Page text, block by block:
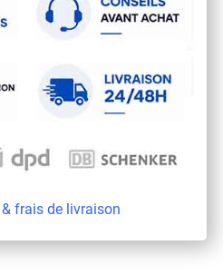
frais de livraison